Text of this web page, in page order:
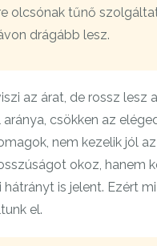
olcsónak tűnő
drágább lesz.
az árat, de rossz lesz a
csökken az
nem kezelik jól
okoz, hanem
hátrányt is jelent. Ezért
el.